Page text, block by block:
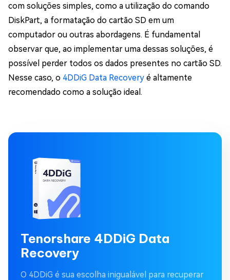
com soluções simples, como a utilização do comando
DiskPart, a formatação do cartão SD em um
computador ou outras abordagens. É fundamental
observar que, ao implementar uma dessas soluções, é
possível perder todos os dados presentes no cartão SD.
Nesse caso, o 4DDiG Data Recovery é altamente
recomendado como a solução ideal.
Tenorshare 4DDiG Data
Recovery
O 4DDiG é sua escolha inigualável para recuperar